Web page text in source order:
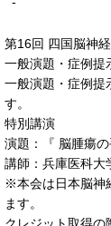
第16回 四国脳神
一般演題・症例提
一般演題・症例提
す。
特別講演
演題：『 脳腫瘍
講師：兵庫医科
※本会は日本脳神
ます。